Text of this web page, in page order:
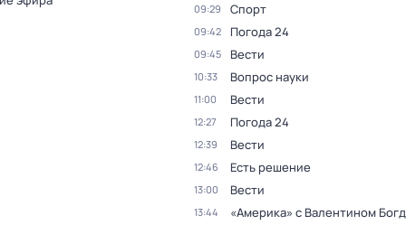
09:29 Спорт
09:42 Погода 24
09:45 Вести
10:33 Вопрос науки
11:00 Вести
12:27 Погода 24
12:39 Вести
12:46 Есть решение
13:00 Вести
13:44 «Америка» с Валентином